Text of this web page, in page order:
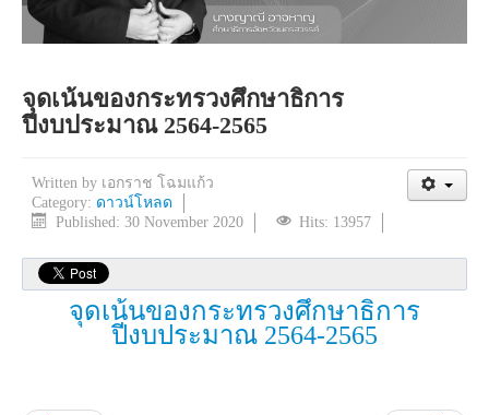
จุดเน้นของกระทรวงศึกษาธิการ
ปีงบประมาณ 2564-2565
Written by เอกราช โฉมแก้ว
Category: ดาวน์โหลด
Published: 30 November 2020
Hits: 13957
จุดเน้นของกระทรวงศึกษาธิการ
ปีงบประมาณ 2564-2565